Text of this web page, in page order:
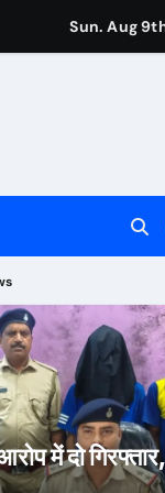
560 क्विंटल बरसाती
Sun. Aug
में दो